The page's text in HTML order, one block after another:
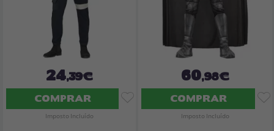
24,39€
COMPRAR
Imposto Incluído
60,98€
COMPRAR
Imposto Incluído